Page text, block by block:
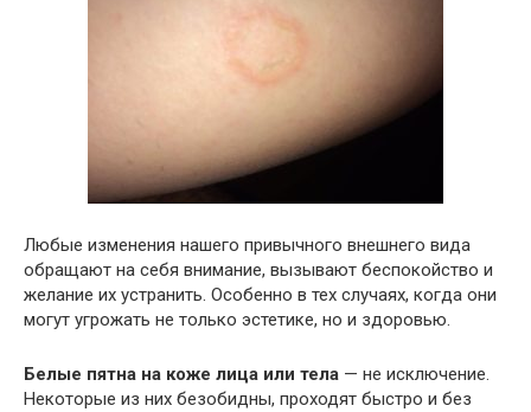
Любые изменения нашего привычного внешнего вида
обращают на себя внимание, вызывают беспокойство и
желание их устранить. Особенно в тех случаях, когда они
могут угрожать не только эстетике, но и здоровью.
Белые пятна на коже лица или тела — не исключение.
Некоторые из них безобидны, проходят быстро и без